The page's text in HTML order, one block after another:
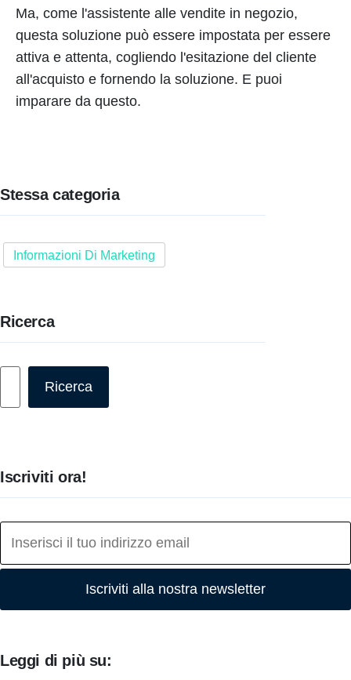
Ma, come l'assistente alle vendite in negozio,
questa soluzione può essere impostata per essere
attiva e attenta, cogliendo l'esitazione del cliente
all'acquisto e fornendo la soluzione. E puoi
imparare da questo.
Stessa categoria
Informazioni Di Marketing
Ricerca
Ricerca
Iscriviti ora!
Iscriviti alla nostra newsletter
Leggi di più su: